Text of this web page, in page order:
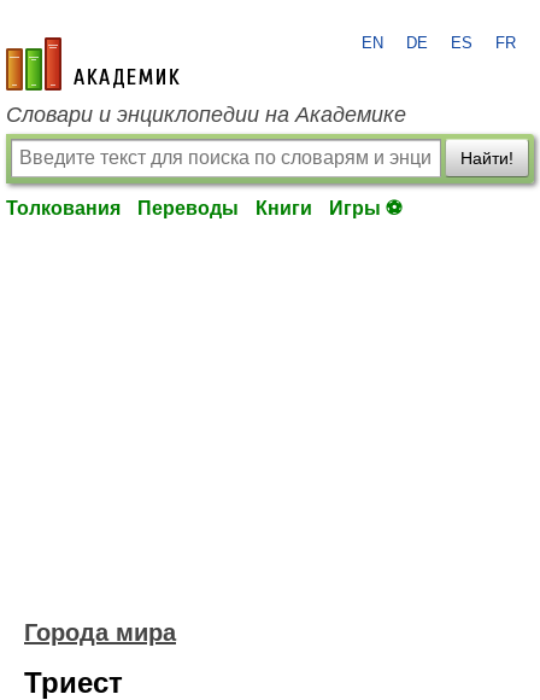
academic.ru
EN DE ES FR
Словари и энциклопедии на Академике
Найти!
Толкования Переводы Книги Игры ⚽
Города мира
Триест